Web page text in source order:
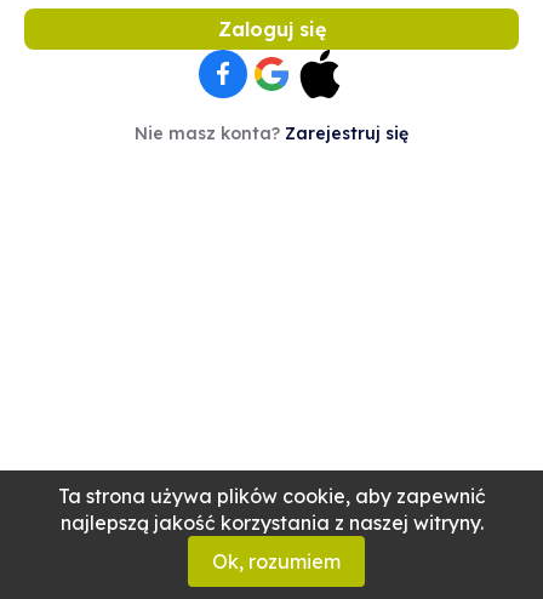
Ta strona używa plików cookie, aby zapewnić
najlepszą jakość korzystania z naszej witryny.
Ok, rozumiem
Zaloguj się
Nie masz konta? Zarejestruj się